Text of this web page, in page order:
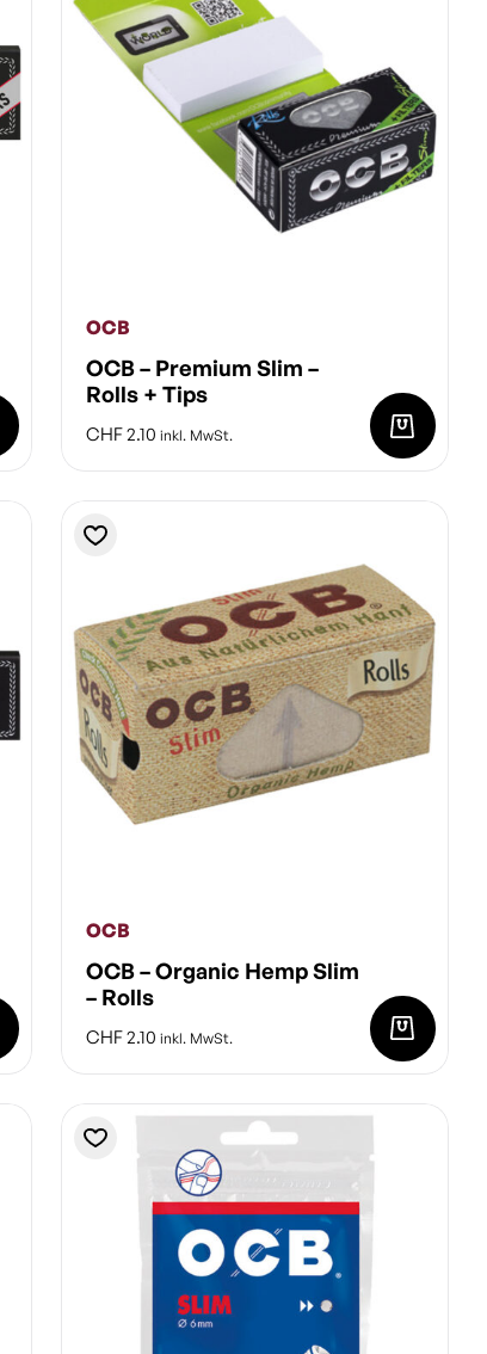
OCB
OCB – Premium Slim –
Rolls + Tips
CHF2.10 inkl. MwSt.
OCB
OCB – Organic Hemp Slim
– Rolls
CHF2.10 inkl. MwSt.